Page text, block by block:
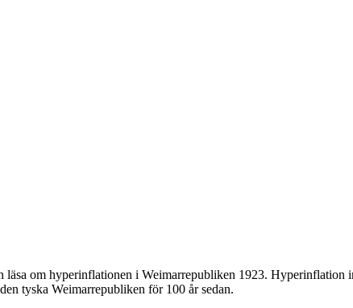
om hyperinflationen i Weimarrepubliken 1923. Hyperinflation
tyska Weimarrepubliken för 100 år sedan.